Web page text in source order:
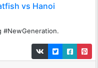
vs Hanoi
#NewGeneration.